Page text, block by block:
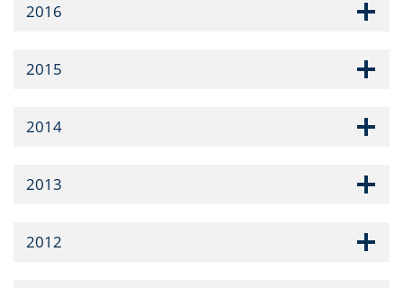
2016
2015
2014
2013
2012